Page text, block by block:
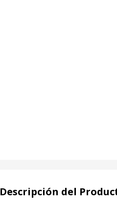
Descripción del